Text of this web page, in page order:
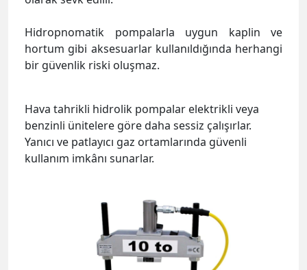
Hidropnomatik pompalarla uygun kaplin ve
hortum gibi aksesuarlar kullanıldığında herhangi
bir güvenlik riski oluşmaz.
Hava tahrikli hidrolik pompalar elektrikli veya
benzinli ünitelere göre daha sessiz çalışırlar.
Yanıcı ve patlayıcı gaz ortamlarında güvenli
kullanım imkânı sunarlar.